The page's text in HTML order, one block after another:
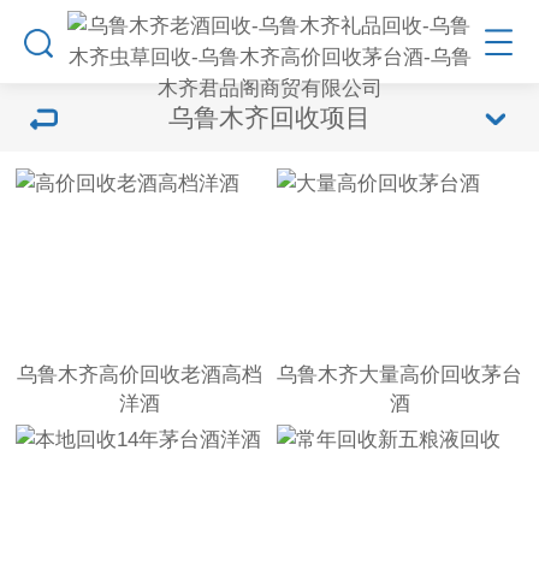
乌鲁木齐回收项目
乌鲁木齐高价回收老酒高档
洋酒
乌鲁木齐大量高价回收茅台
酒